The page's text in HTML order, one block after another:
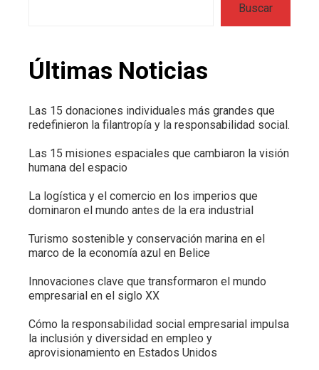
Buscar
Últimas Noticias
Las 15 donaciones individuales más grandes que
redefinieron la filantropía y la responsabilidad social.
Las 15 misiones espaciales que cambiaron la visión
humana del espacio
La logística y el comercio en los imperios que
dominaron el mundo antes de la era industrial
Turismo sostenible y conservación marina en el
marco de la economía azul en Belice
Innovaciones clave que transformaron el mundo
empresarial en el siglo XX
Cómo la responsabilidad social empresarial impulsa
la inclusión y diversidad en empleo y
aprovisionamiento en Estados Unidos